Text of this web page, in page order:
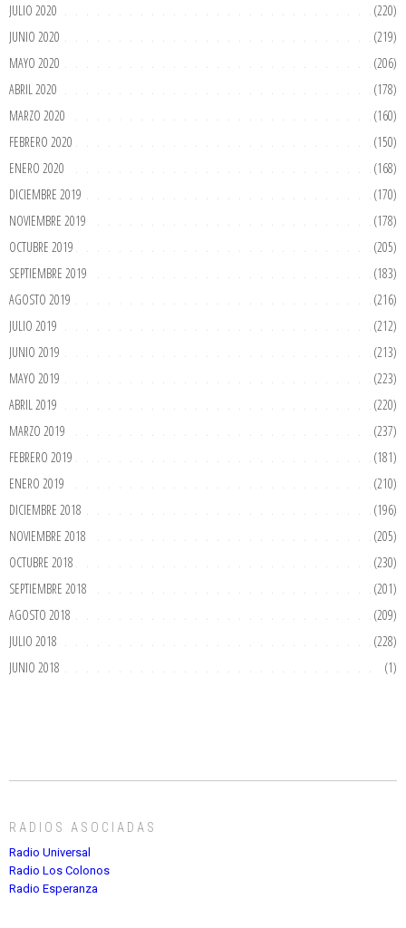
JULIO 2020
(220)
JUNIO 2020
(219)
MAYO 2020
(206)
ABRIL 2020
(178)
MARZO 2020
(160)
FEBRERO 2020
(150)
ENERO 2020
(168)
DICIEMBRE 2019
(170)
NOVIEMBRE 2019
(178)
OCTUBRE 2019
(205)
SEPTIEMBRE 2019
(183)
AGOSTO 2019
(216)
JULIO 2019
(212)
JUNIO 2019
(213)
MAYO 2019
(223)
ABRIL 2019
(220)
MARZO 2019
(237)
FEBRERO 2019
(181)
ENERO 2019
(210)
DICIEMBRE 2018
(196)
NOVIEMBRE 2018
(205)
OCTUBRE 2018
(230)
SEPTIEMBRE 2018
(201)
AGOSTO 2018
(209)
JULIO 2018
(228)
JUNIO 2018
(1)
RADIOS ASOCIADAS
Radio Universal
Radio Los Colonos
Radio Esperanza